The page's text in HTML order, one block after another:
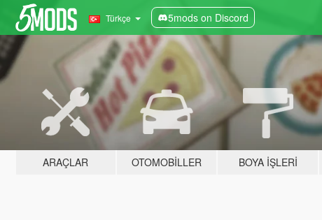
Türkçe 5mods on Discord
ARAÇLAR OTOMOBILLER BOYA İŞLERI